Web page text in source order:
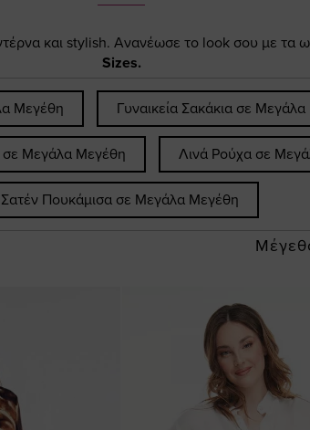
και stylish. Ανανέωσε το look σου με τα
Sizes.
Μεγέθη Γυναικεία Σακάκια σε
σε Μεγάλα Μεγέθη Λινά Ρούχα σε
Σατέν Πουκάμισα σε Μεγάλα Μεγέθη